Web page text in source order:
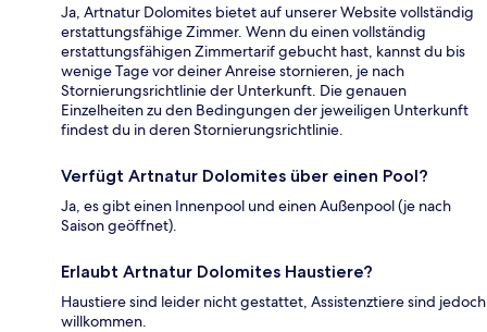
Ja, Artnatur Dolomites bietet auf unserer Website vollständig
erstattungsfähige Zimmer. Wenn du einen vollständig
erstattungsfähigen Zimmertarif gebucht hast, kannst du bis
wenige Tage vor deiner Anreise stornieren, je nach
Stornierungsrichtlinie der Unterkunft. Die genauen
Einzelheiten zu den Bedingungen der jeweiligen Unterkunft
findest du in deren Stornierungsrichtlinie.
Verfügt Artnatur Dolomites über einen Pool?
Ja, es gibt einen Innenpool und einen Außenpool (je nach
Saison geöffnet).
Erlaubt Artnatur Dolomites Haustiere?
Haustiere sind leider nicht gestattet, Assistenztiere sind jedoch
willkommen.